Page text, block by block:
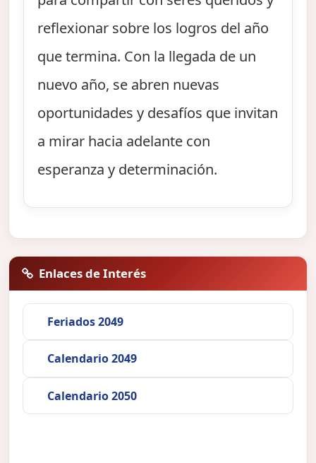
reflexionar sobre los logros del año
que termina. Con la llegada de un
nuevo año, se abren nuevas
oportunidades y desafíos que invitan
a mirar hacia adelante con
esperanza y determinación.
Enlaces de Interés
Feriados 2049
Calendario 2049
Calendario 2050